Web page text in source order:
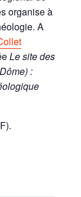
organise à
A
Le site des
: